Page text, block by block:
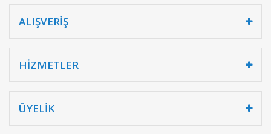
ALIŞVERİŞ
HİZMETLER
ÜYELİK